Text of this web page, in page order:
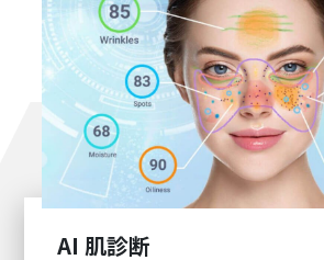
AI 肌診断